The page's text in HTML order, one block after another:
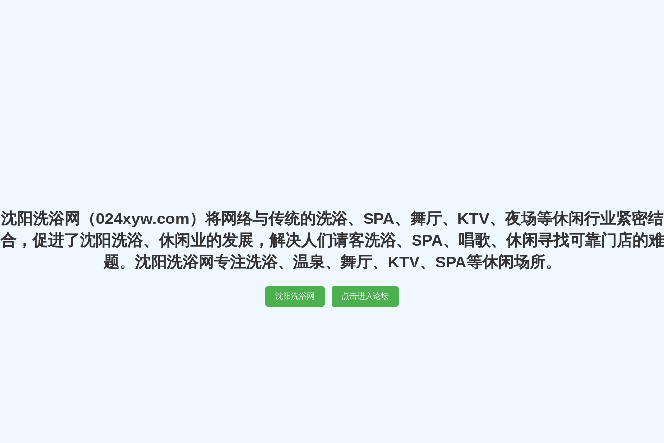
沈阳洗浴网（024xyw.com）将网络与传统的洗浴、SPA、舞厅、KTV、夜场等休闲行业紧密结
合，促进了沈阳洗浴、休闲业的发展，解决人们请客洗浴、SPA、唱歌、休闲寻找可靠门店的难
题。沈阳洗浴网专注洗浴、温泉、舞厅、KTV、SPA等休闲场所。
沈阳洗浴网 点击进入论坛